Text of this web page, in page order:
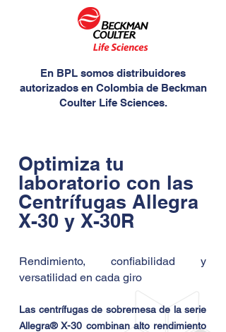
En BPL somos distribuidores
autorizados en Colombia de Beckman
Coulter Life Sciences.
Optimiza tu
laboratorio con las
Centrífugas Allegra
X-30 y X-30R
Rendimiento, confiabilidad y
versatilidad en cada giro
Las centrífugas de sobremesa de la serie
Allegra® X-30 combinan alto rendimiento